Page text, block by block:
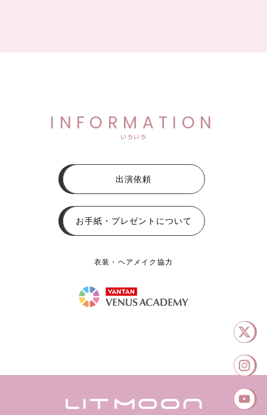
INFORMATION
いろいろ
出演依頼
お手紙・プレゼントについて
衣装・ヘアメイク協力